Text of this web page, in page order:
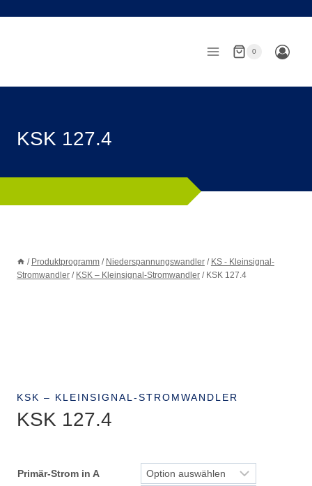
0
KSK 127.4
/ Produktprogramm / Niederspannungswandler / KS - Kleinsignal-
Stromwandler / KSK – Kleinsignal-Stromwandler / KSK 127.4
KSK – KLEINSIGNAL-STROMWANDLER
KSK 127.4
Primär-Strom in A